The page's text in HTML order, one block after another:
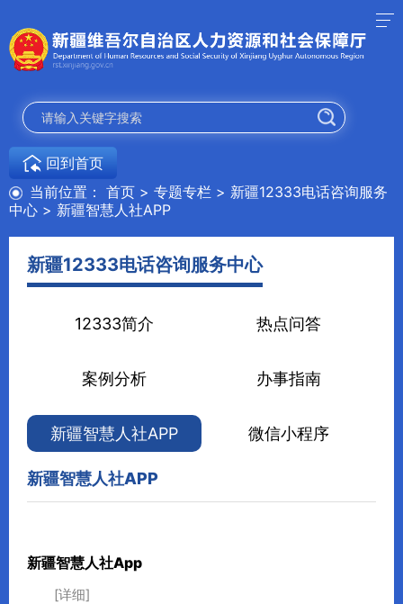
当前位置： 首页 > 专题专栏 > 新疆12333电话咨询服务
中心 > 新疆智慧人社APP
回到首页
新疆12333电话咨询服务中心
12333简介 热点问答
案例分析 办事指南
新疆智慧人社APP 微信小程序
新疆智慧人社APP
新疆智慧人社App
[详细]